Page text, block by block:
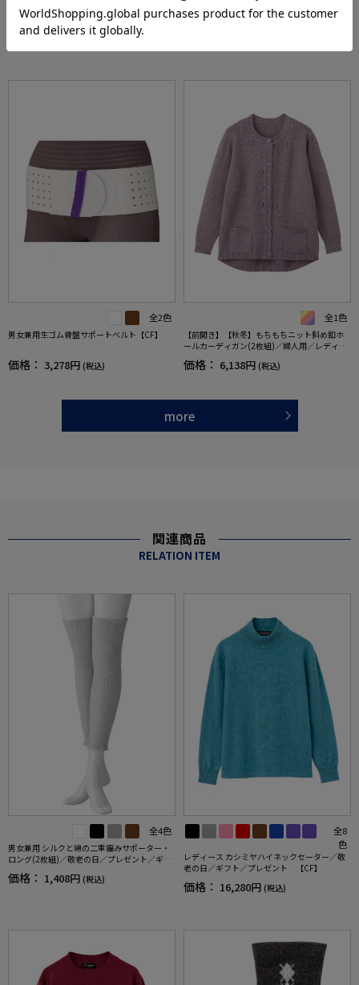
【前開き】【綿100％】7分袖ホックシャツ(2
枚組)１／紳士用／メンズ／高齢者／シニア／
肌着／インナー／抗菌防臭／後ろ長め／ラグ
ラン袖／脱ぎやすい／着やすい／腰曲がり／
ギフト／プレゼント【CF】
価格： 3,278円 (税込)
【前開き】【綿100%】7分袖ホックシャツ(2
枚組)１大きめサイズ／紳士用／メンズ／高齢
／インナー／ギフト／プレゼント【CF】
全2色
男女兼用生ゴム骨盤サポートベルト【CF】
価格： 3,278円 (税込)
全1色
【前開き】【秋冬】もちもちニット斜め釦ホ
ールカーディガン(2枚組)／婦人用／レディー
ス／シニア／高齢者／おしゃれ／あったか／
ギフト／プレゼント／名前記入欄付／ゆった
価格： 6,138円 (税込)
more
関連商品
RELATION ITEM
全4色
男女兼用 シルクと綿の二重編みサポーター・
ロング(2枚組)／敬老の日／プレゼント／ギフ
ト 【CF】
価格： 1,408円 (税込)
全8
色
レディース カシミヤハイネックセーター／敬
老の日／ギフト／プレゼント 【CF】
価格： 16,280円 (税込)